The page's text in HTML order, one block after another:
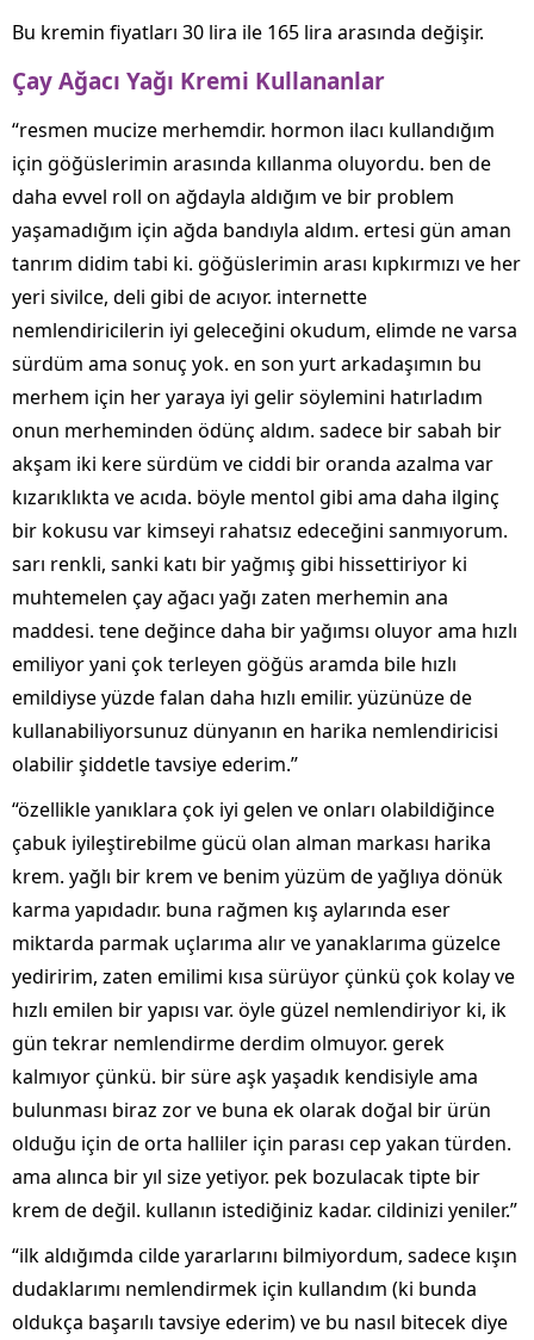
Bu kremin fiyatları 30 lira ile 165 lira arasında değişir.
Çay Ağacı Yağı Kremi Kullananlar
“resmen mucize merhemdir. hormon ilacı kullandığım
için göğüslerimin arasında kıllanma oluyordu. ben de
daha evvel roll on ağdayla aldığım ve bir problem
yaşamadığım için ağda bandıyla aldım. ertesi gün aman
tanrım didim tabi ki. göğüslerimin arası kıpkırmızı ve her
yeri sivilce, deli gibi de acıyor. i̇nternette
nemlendiricilerin iyi geleceğini okudum, elimde ne varsa
sürdüm ama sonuç yok. en son yurt arkadaşımın bu
merhem için her yaraya iyi gelir söylemini hatırladım
onun merheminden ödünç aldım. sadece bir sabah bir
akşam iki kere sürdüm ve ciddi bir oranda azalma var
kızarıklıkta ve acıda. böyle mentol gibi ama daha ilginç
bir kokusu var kimseyi rahatsız edeceğini sanmıyorum.
sarı renkli, sanki katı bir yağmış gibi hissettiriyor ki
muhtemelen çay ağacı yağı zaten merhemin ana
maddesi. tene değince daha bir yağımsı oluyor ama hızlı
emiliyor yani çok terleyen göğüs aramda bile hızlı
emildiyse yüzde falan daha hızlı emilir. yüzünüze de
kullanabiliyorsunuz dünyanın en harika nemlendiricisi
olabilir şiddetle tavsiye ederim.”
“özellikle yanıklara çok iyi gelen ve onları olabildiğince
çabuk iyileştirebilme gücü olan alman markası harika
krem. yağlı bir krem ve benim yüzüm de yağlıya dönük
karma yapıdadır. buna rağmen kış aylarında eser
miktarda parmak uçlarıma alır ve yanaklarıma güzelce
yediririm, zaten emilimi kısa sürüyor çünkü çok kolay ve
hızlı emilen bir yapısı var. öyle güzel nemlendiriyor ki, ik
gün tekrar nemlendirme derdim olmuyor. gerek
kalmıyor çünkü. bir süre aşk yaşadık kendisiyle ama
bulunması biraz zor ve buna ek olarak doğal bir ürün
olduğu için de orta halliler için parası cep yakan türden.
ama alınca bir yıl size yetiyor. pek bozulacak tipte bir
krem de değil. kullanın istediğiniz kadar. cildinizi yeniler.”
“i̇lk aldığımda cilde yararlarını bilmiyordum, sadece kışın
dudaklarımı nemlendirmek için kullandım (ki bunda
oldukça başarılı tavsiye ederim) ve bu nasıl bitecek diye